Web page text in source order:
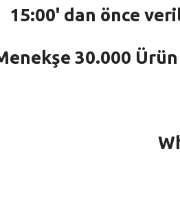
15:00' dan önce
30.000